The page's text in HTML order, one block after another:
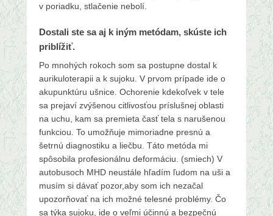
v poriadku, stlačenie nebolí.
Dostali ste sa aj k iným metódam, skúste ich
priblížiť.
Po mnohých rokoch som sa postupne dostal k
aurikuloterapii a k sujoku. V prvom prípade ide o
akupunktúru ušnice. Ochorenie kdekoľvek v tele
sa prejaví zvýšenou citlivosťou príslušnej oblasti
na uchu, kam sa premieta časť tela s narušenou
funkciou. To umožňuje mimoriadne presnú a
šetrnú diagnostiku a liečbu. Táto metóda mi
spôsobila profesionálnu deformáciu. (smiech) V
autobusoch MHD neustále hľadím ľudom na uši a
musím si dávať pozor,aby som ich nezačal
upozorňovať na ich možné telesné problémy. Čo
sa týka sujoku, ide o veľmi účinnú a bezpečnú